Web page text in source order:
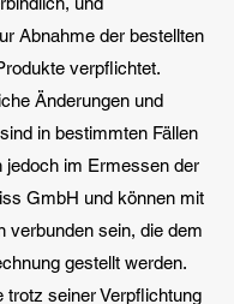
Abnahme der bestellten
verpflichtet.
Änderungen und
in bestimmten Fällen
jedoch im Ermessen der
GmbH und können mit
verbunden sein, die dem
gestellt werden.
trotz seiner Verpflichtung